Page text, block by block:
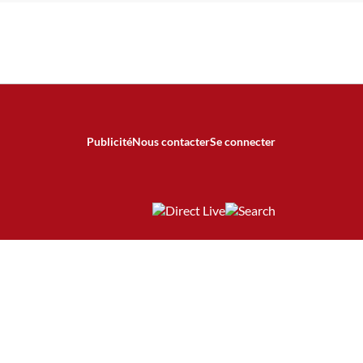
PublicitéNous contacterSe connecter